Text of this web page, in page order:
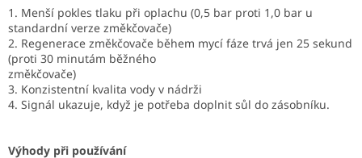
1. Menší pokles tlaku při oplachu (0,5 bar proti 1,0 bar u
standardní verze změkčovače)
2. Regenerace změkčovače během mycí fáze trvá jen 25 sekund
(proti 30 minutám běžného
změkčovače)
3. Konzistentní kvalita vody v nádrži
4. Signál ukazuje, když je potřeba doplnit sůl do zásobníku.
Výhody při používání